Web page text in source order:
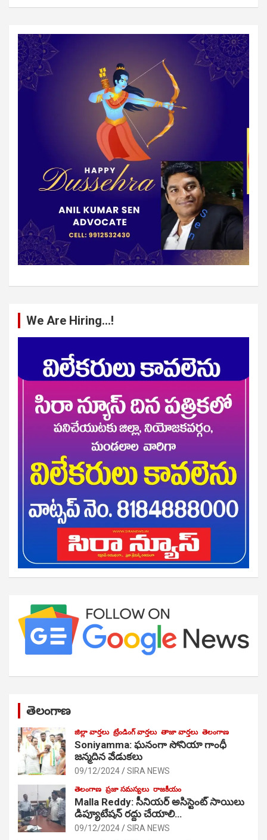
We Are Hiring…!
తెలంగాణ
జిల్లా వార్తలు ట్రేండింగ్ వార్తలు తాజా వార్తలు తెలంగాణ
Soniyamma: ఘ‌నంగా సోనియా గాంధీ
జ‌న్మ‌దిన వేడుక‌లు
09/12/2024 SIRA NEWS
తెలంగాణ ప్రజా సమస్యలు రాజకీయం
Malla Reddy: సీనియర్ అసిస్టెంట్ సాయిలు
డిప్యూటేషన్ రద్దు చేయాలి…
09/12/2024 SIRA NEWS